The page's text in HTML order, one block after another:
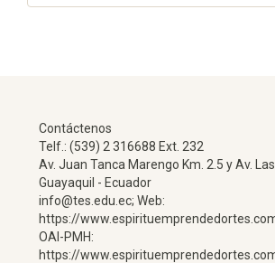
Contáctenos
Telf.: (539) 2 316688 Ext. 232
Av. Juan Tanca Marengo Km. 2.5 y Av.
Guayaquil - Ecuador
info@tes.edu.ec; Web:
https://
OAI-PMH:
https://